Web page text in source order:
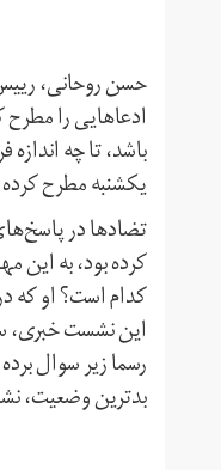
ادعاهایی را
باشد، تا چه
یکشنبه مطرح
تضادها در
کرده بود، به
کدام است؟ او که
این نشست خبری،
رسما زیر سوال
بدترین وضعیت،